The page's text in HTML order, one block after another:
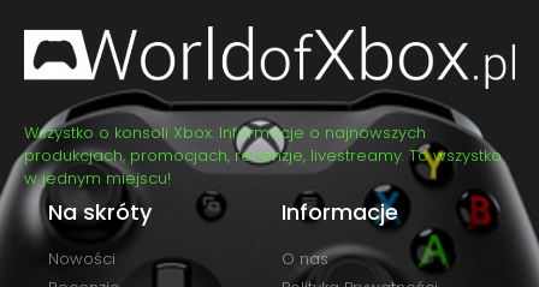
Wszystko o konsoli Xbox. Informacje o najnowszych
produkcjach, promocjach, recenzje, livestreamy. To wszystko
w jednym miejscu!
Na skróty
Nowości
Informacje
O nas